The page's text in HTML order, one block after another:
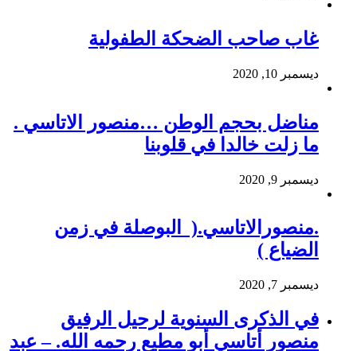
غاب صاحب الضحكة الطفولية
ديسمبر 10, 2020
مناضل بحجم الوطن …منصور الاتاسي .
ما زلت خالدا في قلوبنا
ديسمبر 9, 2020
.منصورالاتاسي.( البوصلة في زمن
الضياع )
ديسمبر 7, 2020
في الذكرى السنوية لرحيل الرفيق
منصور أتاسي أبو مطيع رحمه الله. – عبد